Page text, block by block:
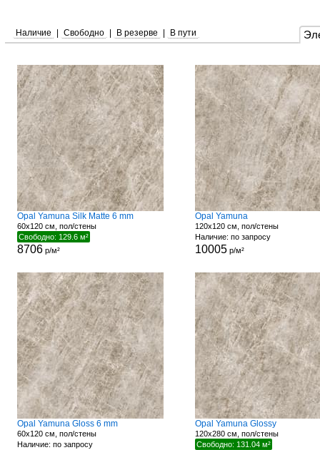
Наличие Свободно В резерве В пути
Opal Yamuna Silk Matte 6 mm
60x120 см, пол/стены
Свободно: 129.6 м²
8706р/м²
Opal Yamuna
120x120 см, пол/стены
Наличие: по запросу
10005р/м²
Opal Yamuna Gloss 6 mm
60x120 см, пол/стены
Наличие: по запросу
Opal Yamuna Glossy
120x280 см, пол/стены
Свободно: 131.04 м²